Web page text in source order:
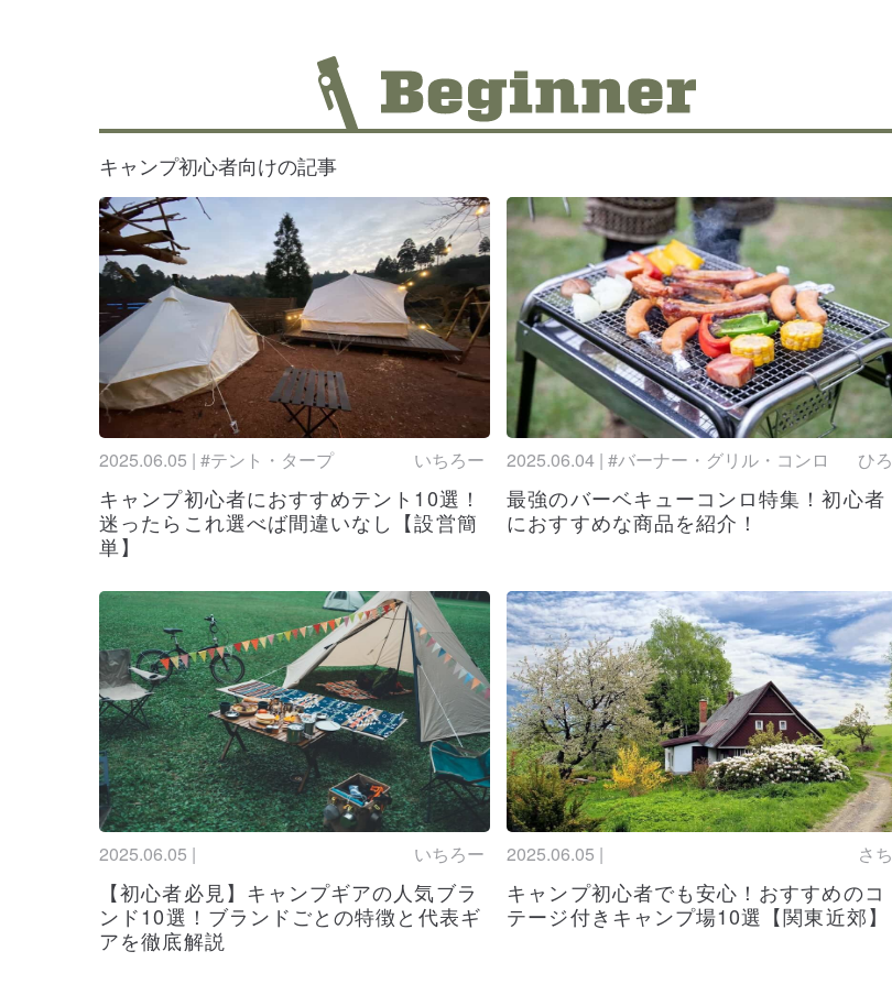
更新
ディースごとのおすすめコーデも紹介します！
水陸両用パンツのおすすめ10選！メンズ・レディース・キ
【2025年最新】アウトドアサンダルまとめ！人気ブランド
のおすすめアイテムを紹介します！
2025.06.10 更新
コロンビア(Columbia)のおすすめリュック10選！コスパで
選ぶならコロンビアのリュック一択
2025.06.09 新着
WAQのおすすめギア10選！テントやマットなど人気アイテ
ムを詳しく紹介！
2025.06.06 更新
マリンシューズのおすすめ10選！メンズ・レディース・キ
ッズに分けて紹介！
2025.06.05 更新
SHAKAのおすすめ人気サンダル10選！サイズ感やソールの
種類まで徹底解説
2025.06.04 更新
【2025】父の日プレゼント特集！キャンプ好きお父さんへ
2025.06.02 新着
フラワーマウンテンのおすすめスニーカー・サンダル10
選！店舗情報も詳しく紹介！
2025.05.29 更新
キャンプ扇風機のおすすめランキング！風量最強モデルを
多数紹介！
2025.05.26 更新
ソロキャンプにおすすめのテーブル10選！軽量でコンパク
トなアイテムをご紹介！
2025.05.23 更新
パラソルのおすすめ10選！風に強いパラソルタープも合わ
せて紹介します！
まとめ！選び方や出張サービスについても詳しく紹介！
2025.5.16
キャンプ初心者向けの記事
2025.06.05 | #テント・タープ いちろー
キャンプ初心者におすすめテント10選！
迷ったらこれ選べば間違いなし【設営簡
単】
2025.06.04 | #バーナー・グリル・コンロ ひろ
最強のバーベキューコンロ特集！初心者
におすすめな商品を紹介！
2025.06.05 | いちろー
【初心者必見】キャンプギアの人気ブラ
ンド10選！ブランドごとの特徴と代表ギ
アを徹底解説
2025.06.05 | さち
キャンプ初心者でも安心！おすすめのコ
テージ付きキャンプ場10選【関東近郊】